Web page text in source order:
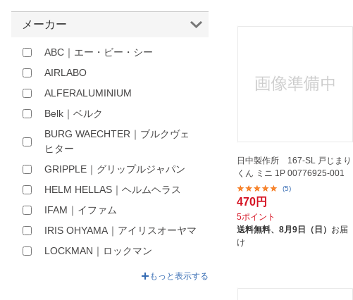
日中製作所 167-SL 戸じまり
くん ミニ 1P 00776925-001
(5)
470円
5ポイント
送料無料、 8月9日（日） お届
け
メーカー
ABC｜エー・ビー・シー
AIRLABO
ALFERALUMINIUM
Belk｜ベルク
BURG WAECHTER｜ブルクヴェ
ヒター
GRIPPLE｜グリップルジャパン
HELM HELLAS｜ヘルムヘラス
IFAM｜イファム
IRIS OHYAMA｜アイリスオーヤマ
LOCKMAN｜ロックマン
MARUKI HARDWARE｜マルキハ
もっと表示する